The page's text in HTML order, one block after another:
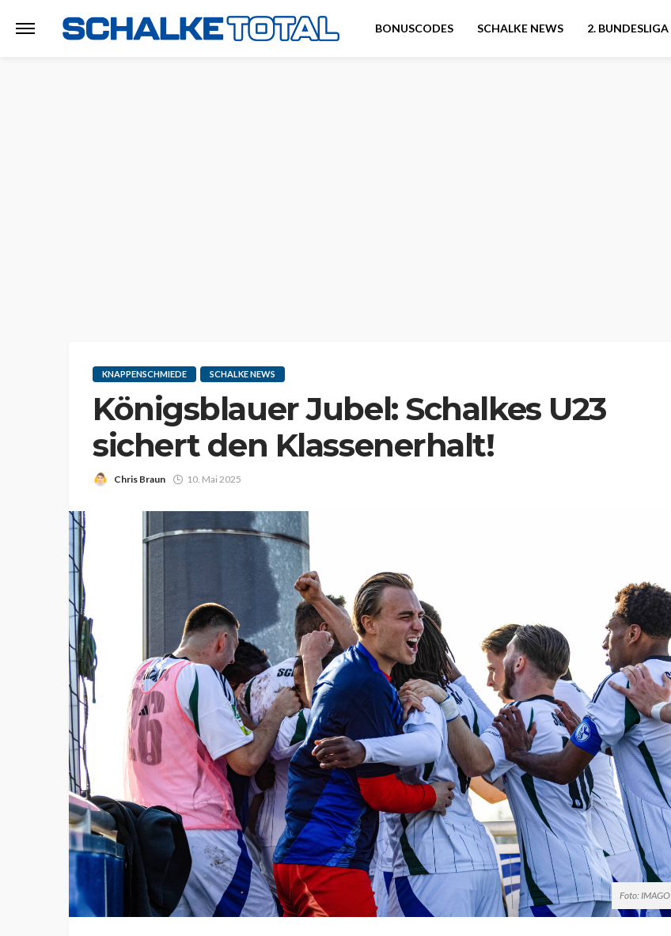
BONUSCODES SCHALKE NEWS 2. BUNDESLIGA
KNAPPENSCHMIEDE SCHALKE NEWS
Königsblauer Jubel: Schalkes U23
sichert den Klassenerhalt!
Chris Braun 10. Mai 2025
Foto: IMAGO